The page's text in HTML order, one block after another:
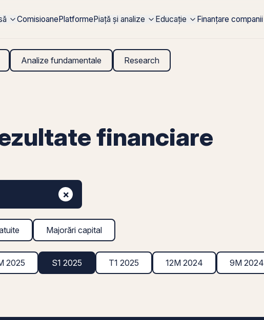
ComisioanePlatformePiață și analize Educație Finanțare companii
Analize fundamentale Research
financiare
×
Majorări capital
2025 S1 2025 T1 2025 12M 2024 9M 2024